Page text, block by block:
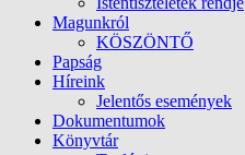
Magunkról
KÖSZÖNTŐ
Papság
Híreink
Jelentős események
Dokumentumok
Könyvtár